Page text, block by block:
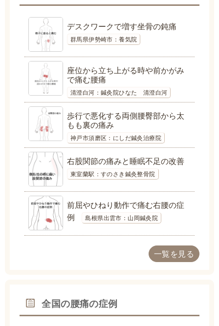
デスクワークで増す坐骨の鈍痛
群馬県伊勢崎市：養気院
座位から立ち上がる時や前かがみ
で痛む腰痛
清澄白河：鍼灸院ひなた 清澄白河
歩行で悪化する両側腰臀部から太
もも裏の痛み
神戸市須磨区：にしだ鍼灸治療院
右股関節の痛みと睡眠不足の改善
東室蘭駅：すのさき鍼灸整骨院
前屈やひねり動作で痛む右腰の症
例
島根県出雲市：山岡鍼灸院
一覧を見る
全国の腰痛の症例